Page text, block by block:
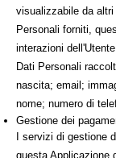
visualizzabile da
Personali forniti,
interazioni
Dati Personali
nascita; email;
nome; numero di
Gestione dei
I servizi di gestione
questa Applicazione